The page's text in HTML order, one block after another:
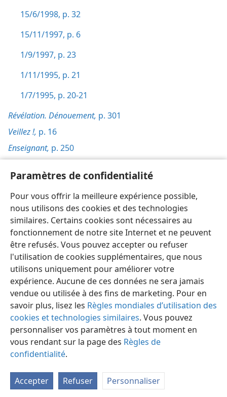
Paramètres de confidentialité
Pour vous offrir la meilleure expérience possible,
nous utilisons des cookies et des technologies
similaires. Certains cookies sont nécessaires au
fonctionnement de notre site Internet et ne peuvent
être refusés. Vous pouvez accepter ou refuser
l'utilisation de cookies supplémentaires, que nous
utilisons uniquement pour améliorer votre
expérience. Aucune de ces données ne sera jamais
vendue ou utilisée à des fins de marketing. Pour en
savoir plus, lisez les Règles mondiales d’utilisation des
cookies et technologies similaires. Vous pouvez
personnaliser vos paramètres à tout moment en
vous rendant sur la page des Règles de
confidentialité.
Accepter Refuser Personnaliser
15/6/1998, p. 32
15/11/1997, p. 6
1/9/1997, p. 23
1/11/1995, p. 21
1/7/1995, p. 20-21
Révélation. Dénouement, p. 301
Veillez !, p. 16
Enseignant, p. 250
Vivre éternellement,p. 159-160
Paix véritable,p. 92
Français Préférences
Copyright © 2026 Watch Tower Bible and Tract Society of Pennsylvania
Conditions d’utilisation
Règles de confidentialité
Paramètres de confidentialité
JW.ORG Se connecter